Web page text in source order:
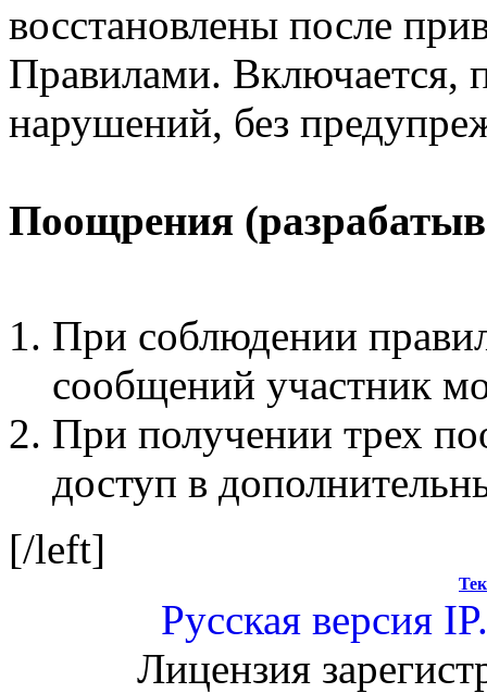
восстановлены после
Правилами. Включается,
нарушений, без
Поощрения
При соблюдении
сообщений участник
При получении трех
доступ в
[/left]
Русская версия
Лицензия